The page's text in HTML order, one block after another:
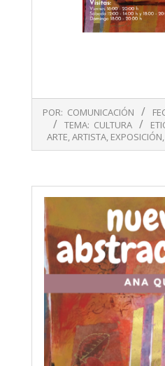
09-
POR: COMUNICACIÓN
TEMA: CULTURA
ARTE,ARTISTA, EXPOSICIÓN,